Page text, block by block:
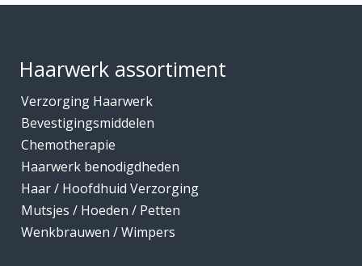
Haarwerk assortiment
Verzorging Haarwerk
Bevestigingsmiddelen
Chemotherapie
Haarwerk benodigdheden
Haar / Hoofdhuid Verzorging
Mutsjes / Hoeden / Petten
Wenkbrauwen / Wimpers